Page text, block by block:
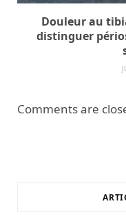
Douleur au
distinguer
Comments are